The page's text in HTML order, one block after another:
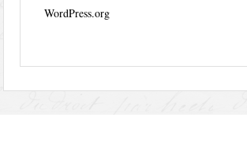
WordPress.org